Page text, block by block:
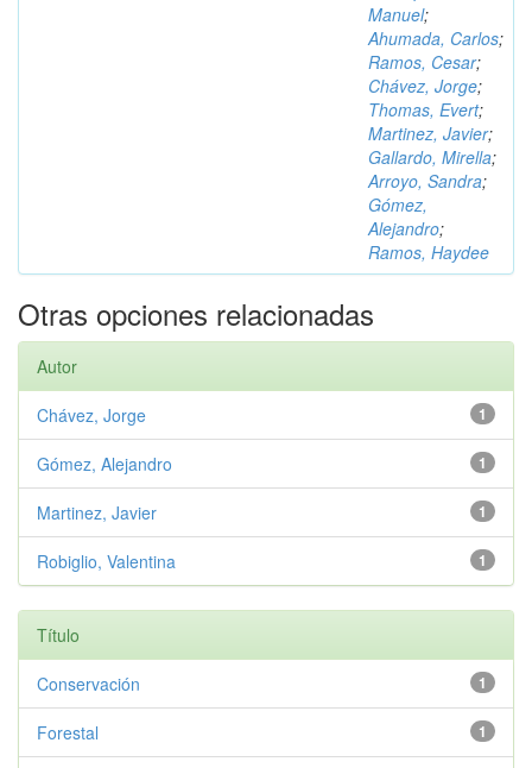
Manuel;
Ahumada, Carlos;
Ramos, Cesar;
Chávez, Jorge;
Thomas, Evert;
Martinez, Javier;
Gallardo, Mirella;
Arroyo, Sandra;
Gómez,
Alejandro;
Ramos, Haydee
Otras opciones relacionadas
Autor
1
Chávez, Jorge
1
Gómez, Alejandro
1
Martinez, Javier
1
Robiglio, Valentina
Título
1
Conservación
1
Forestal